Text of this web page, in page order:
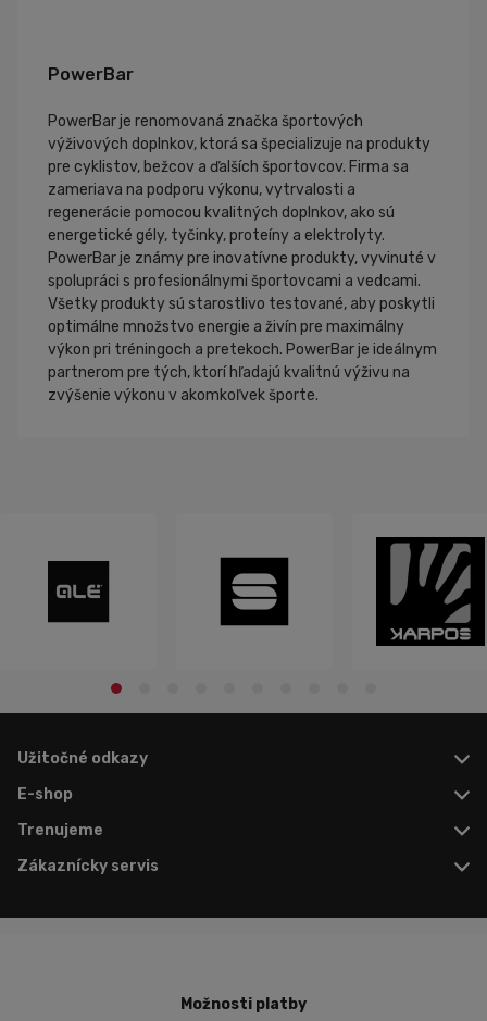
PowerBar
PowerBar je renomovaná značka športových
výživových doplnkov, ktorá sa špecializuje na produkty
pre cyklistov, bežcov a ďalších športovcov. Firma sa
zameriava na podporu výkonu, vytrvalosti a
regenerácie pomocou kvalitných doplnkov, ako sú
energetické gély, tyčinky, proteíny a elektrolyty.
PowerBar je známy pre inovatívne produkty, vyvinuté v
spolupráci s profesionálnymi športovcami a vedcami.
Všetky produkty sú starostlivo testované, aby poskytli
optimálne množstvo energie a živín pre maximálny
výkon pri tréningoch a pretekoch. PowerBar je ideálnym
partnerom pre tých, ktorí hľadajú kvalitnú výživu na
zvýšenie výkonu v akomkoľvek športe.
Užitočné odkazy
E-shop
Trenujeme
Zákaznícky servis
Možnosti platby